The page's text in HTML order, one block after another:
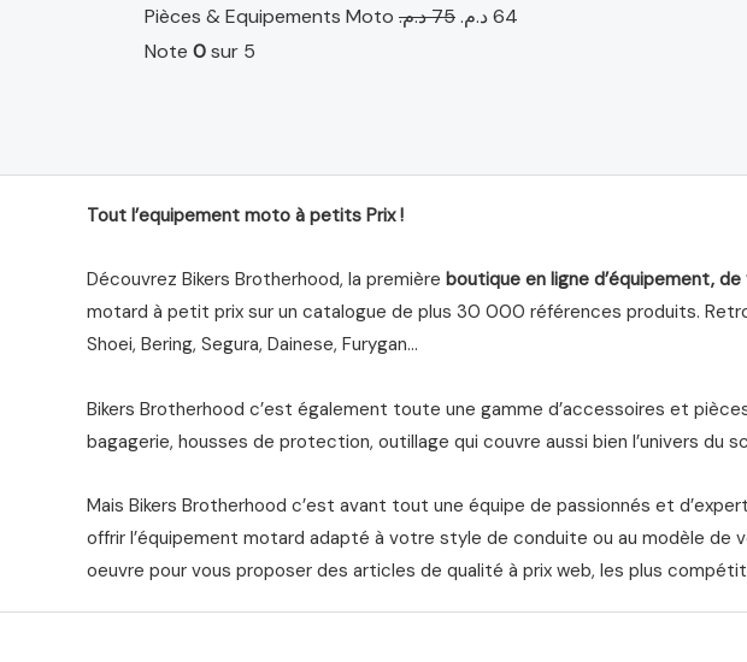
Pièces & Equipements Moto 75د.م. 64د.م.
Note 0sur 5
Tout l’equipement moto à petits Prix !
Découvrez Bikers Brotherhood, la première boutique en ligne d’équipement,
motard à petit prix sur un catalogue de plus 30 000 références produits.
Shoei, Bering, Segura, Dainese, Furygan…
Bikers Brotherhood c’est également toute une gamme d’accessoires et
bagagerie, housses de protection, outillage qui couvre aussi bien l’univers
Mais Bikers Brotherhood c’est avant tout une équipe de passionnés et
offrir l’équipement motard adapté à votre style de conduite ou au modèle
oeuvre pour vous proposer des articles de qualité à prix web, les plus